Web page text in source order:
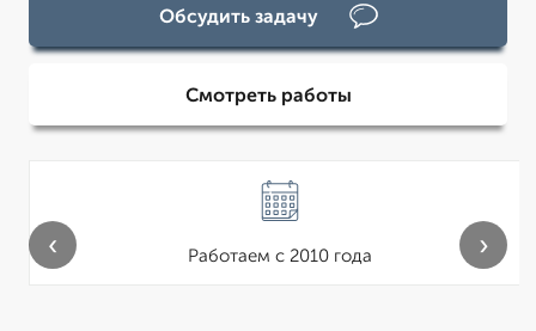
Обсудить задачу
Смотреть работы
Работаем с 2010 года
‹ ›